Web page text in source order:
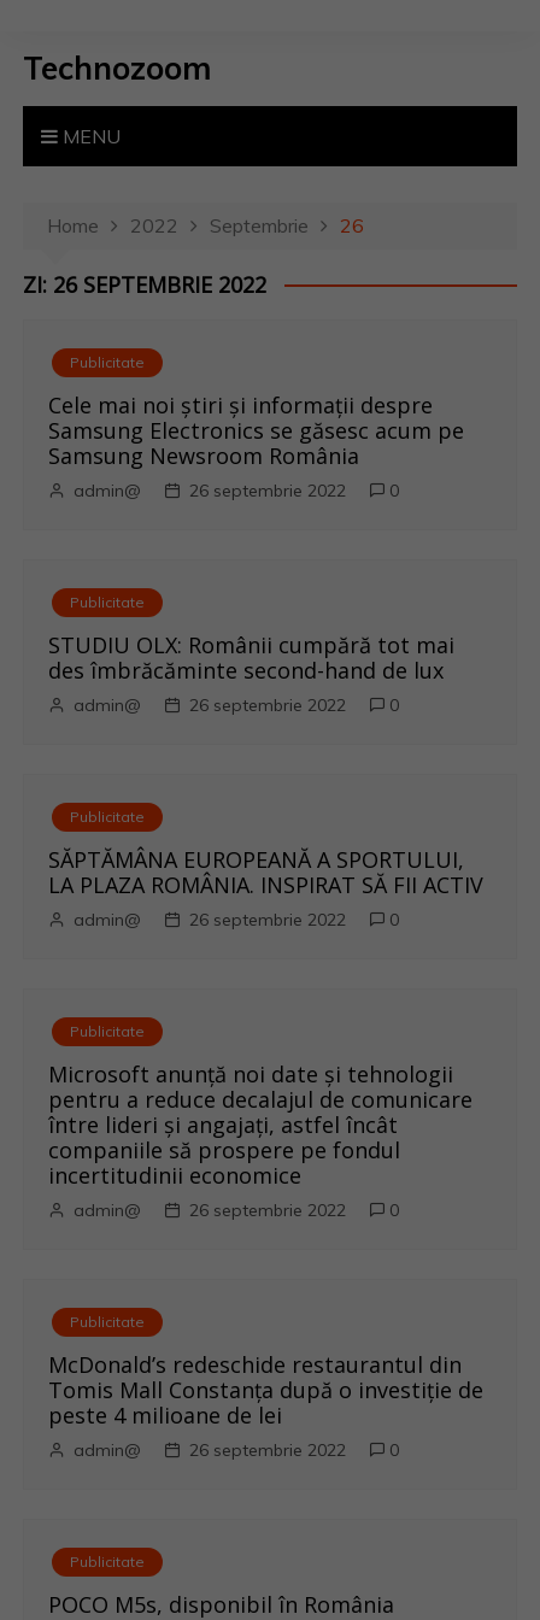
Technozoom
MENU
Home 2022 Septembrie 26
ZI: 26 SEPTEMBRIE 2022
Publicitate
Cele mai noi știri și informații despre
Samsung Electronics se găsesc acum pe
Samsung Newsroom România
admin@ 26 septembrie 2022 0
Publicitate
STUDIU OLX: Românii cumpără tot mai
des îmbrăcăminte second-hand de lux
admin@ 26 septembrie 2022 0
Publicitate
SĂPTĂMÂNA EUROPEANĂ A SPORTULUI,
LA PLAZA ROMÂNIA. INSPIRAT SĂ FII ACTIV
admin@ 26 septembrie 2022 0
Publicitate
Microsoft anunță noi date și tehnologii
pentru a reduce decalajul de comunicare
între lideri și angajați, astfel încât
companiile să prospere pe fondul
incertitudinii economice
admin@ 26 septembrie 2022 0
Publicitate
McDonald’s redeschide restaurantul din
Tomis Mall Constanța după o investiție de
peste 4 milioane de lei
admin@ 26 septembrie 2022 0
Publicitate
POCO M5s, disponibil în România